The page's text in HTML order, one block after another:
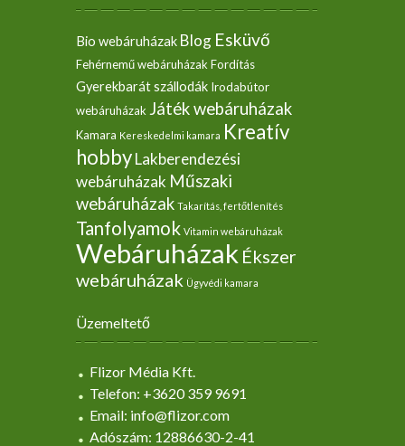
Bio webáruházak Blog Esküvő
Fehérnemű webáruházak Fordítás
Gyerekbarát szállodák Irodabútor
webáruházak Játék webáruházak
Kamara Kereskedelmi kamara Kreatív
hobbyLakberendezési
webáruházak Műszaki
webáruházak Takarítás, fertőtlenítés
Tanfolyamok Vitamin webáruházak
Webáruházak Ékszer
webáruházak Ügyvédi kamara
Üzemeltető
Flizor Média Kft.
Telefon: +3620 359 9691
Email: info@flizor.com
Adószám: 12886630-2-41